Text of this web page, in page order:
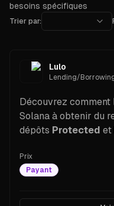
besoins spécifiques
Trier par:
Lulo
Lending/
Découvrez
Solana à obtenir du
dépôts Protected et
adaptée aux
charge incluent les
Prix
Payant